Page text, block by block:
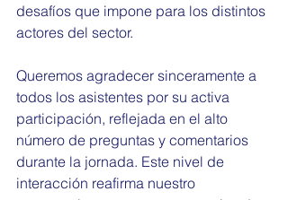
desafíos que impone para los distintos
actores del sector.
Queremos agradecer sinceramente a
todos los asistentes por su activa
participación, reflejada en el alto
número de preguntas y comentarios
durante la jornada. Este nivel de
interacción reafirma nuestro